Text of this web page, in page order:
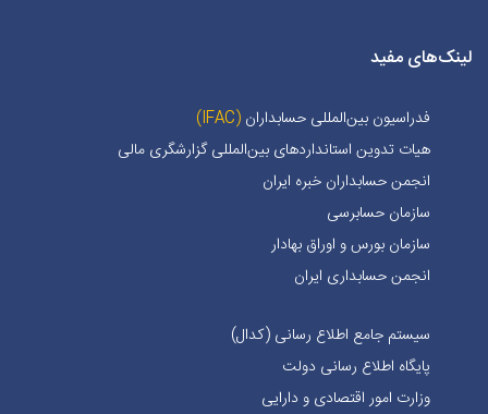
لینک‌های مفید
فدراسیون بین‌المللی حسابداران (IFAC)
هیات تدوین استانداردهای بین‌المللی گزارشگری مالی
انجمن حسابداران خبره ايران
سازمان حسابرسی
سازمان بورس و اوراق بهادار
انجمن حسابداری ایران
سیستم جامع اطلاع رسانی (کدال)
پایگاه اطلاع رسانی دولت
وزارت امور اقتصادی و دارایی